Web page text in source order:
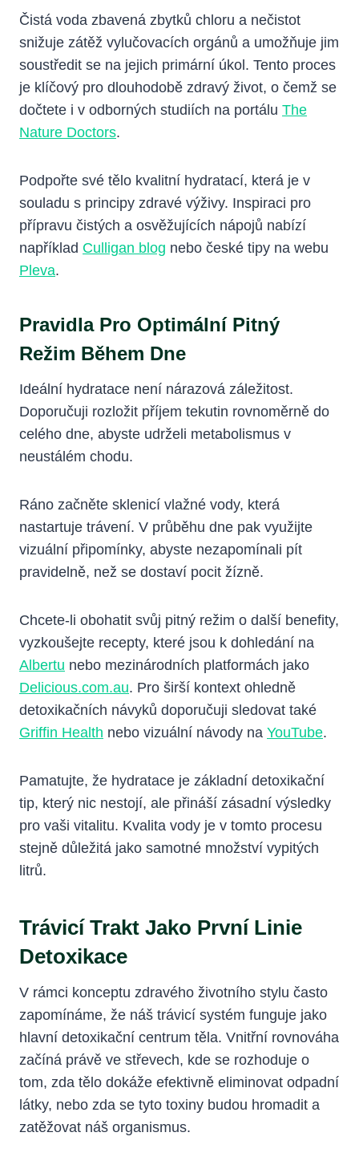
Čistá voda zbavená zbytků chloru a nečistot
snižuje zátěž vylučovacích orgánů a umožňuje jim
soustředit se na jejich primární úkol. Tento proces
je klíčový pro dlouhodobě zdravý život, o čemž se
dočtete i v odborných studiích na portálu The
Nature Doctors.
Podpořte své tělo kvalitní hydratací, která je v
souladu s principy zdravé výživy. Inspiraci pro
přípravu čistých a osvěžujících nápojů nabízí
například Culligan blog nebo české tipy na webu
Pleva.
Pravidla Pro Optimální Pitný
Režim Během Dne
Ideální hydratace není nárazová záležitost.
Doporučuji rozložit příjem tekutin rovnoměrně do
celého dne, abyste udrželi metabolismus v
neustálém chodu.
Ráno začněte sklenicí vlažné vody, která
nastartuje trávení. V průběhu dne pak využijte
vizuální připomínky, abyste nezapomínali pít
pravidelně, než se dostaví pocit žízně.
Chcete-li obohatit svůj pitný režim o další benefity,
vyzkoušejte recepty, které jsou k dohledání na
Albertu nebo mezinárodních platformách jako
Delicious.com.au. Pro širší kontext ohledně
detoxikačních návyků doporučuji sledovat také
Griffin Health nebo vizuální návody na YouTube.
Pamatujte, že hydratace je základní detoxikační
tip, který nic nestojí, ale přináší zásadní výsledky
pro vaši vitalitu. Kvalita vody je v tomto procesu
stejně důležitá jako samotné množství vypitých
litrů.
Trávicí Trakt Jako První Linie
Detoxikace
V rámci konceptu zdravého životního stylu často
zapomínáme, že náš trávicí systém funguje jako
hlavní detoxikační centrum těla. Vnitřní rovnováha
začíná právě ve střevech, kde se rozhoduje o
tom, zda tělo dokáže efektivně eliminovat odpadní
látky, nebo zda se tyto toxiny budou hromadit a
zatěžovat náš organismus.